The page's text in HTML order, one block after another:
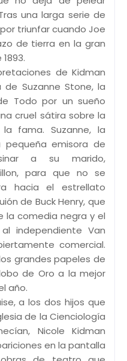
una larga serie de
triunfar cuando Joe
de tierra en la gran
de Kidman
Suzanne Stone, la
Todo por un sueño
cruel sátira sobre la
fama. Suzanne, la
emisora de
a su marido,
para que no se
hacia el estrellato
de Buck Henry, que
la comedia negra y el
independiente Van
comercial.
grandes papeles de
de Oro a la mejor
año.
a los dos hijos que
de la Cienciología
Nicole Kidman
en la pantalla